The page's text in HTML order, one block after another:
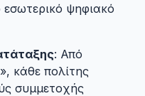
εσωτερικό ψηφιακό
: Από
κάθε πολίτης
συμμετοχής